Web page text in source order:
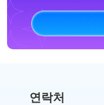
연락처